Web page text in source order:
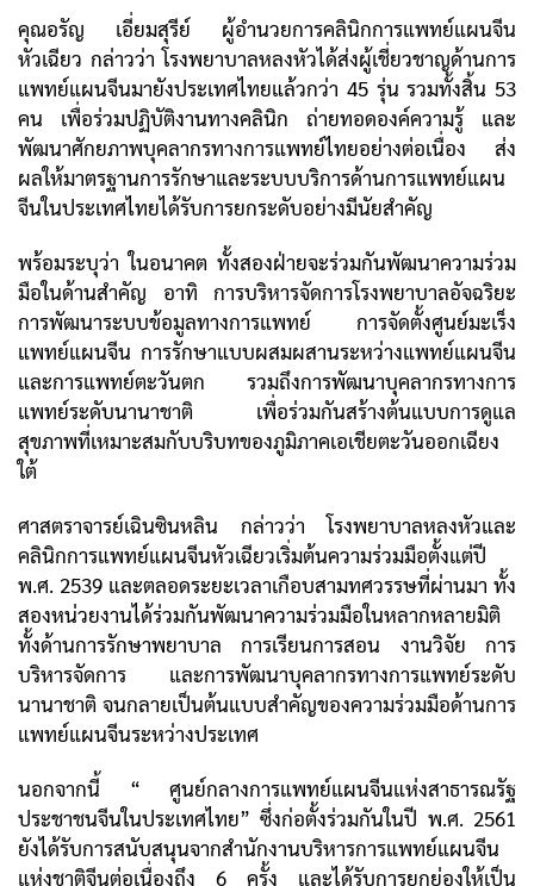
คุณอรัญ เอี่ยมสุรีย์ ผู้อำนวยการคลินิกการแพทย์แผนจีน
หัวเฉียว กล่าวว่า โรงพยาบาลหลงหัวได้ส่งผู้เชี่ยวชาญด้านการ
แพทย์แผนจีนมายังประเทศไทยแล้วกว่า 45 รุ่น รวมทั้งสิ้น 53
คน เพื่อร่วมปฏิบัติงานทางคลินิก ถ่ายทอดองค์ความรู้ และ
พัฒนาศักยภาพบุคลากรทางการแพทย์ไทยอย่างต่อเนื่อง ส่ง
ผลให้มาตรฐานการรักษาและระบบบริการด้านการแพทย์แผน
จีนในประเทศไทยได้รับการยกระดับอย่างมีนัยสำคัญ
พร้อมระบุว่า ในอนาคต ทั้งสองฝ่ายจะร่วมกันพัฒนาความร่วม
มือในด้านสำคัญ อาทิ การบริหารจัดการโรงพยาบาลอัจฉริยะ
การพัฒนาระบบข้อมูลทางการแพทย์ การจัดตั้งศูนย์มะเร็ง
แพทย์แผนจีน การรักษาแบบผสมผสานระหว่างแพทย์แผนจีน
และการแพทย์ตะวันตก รวมถึงการพัฒนาบุคลากรทางการ
แพทย์ระดับนานาชาติ เพื่อร่วมกันสร้างต้นแบบการดูแล
สุขภาพที่เหมาะสมกับบริบทของภูมิภาคเอเชียตะวันออกเฉียง
ใต้
ศาสตราจารย์เฉินซินหลิน กล่าวว่า โรงพยาบาลหลงหัวและ
คลินิกการแพทย์แผนจีนหัวเฉียวเริ่มต้นความร่วมมือตั้งแต่ปี
พ.ศ. 2539 และตลอดระยะเวลาเกือบสามทศวรรษที่ผ่านมา ทั้ง
สองหน่วยงานได้ร่วมกันพัฒนาความร่วมมือในหลากหลายมิติ
ทั้งด้านการรักษาพยาบาล การเรียนการสอน งานวิจัย การ
บริหารจัดการ และการพัฒนาบุคลากรทางการแพทย์ระดับ
นานาชาติ จนกลายเป็นต้นแบบสำคัญของความร่วมมือด้านการ
แพทย์แผนจีนระหว่างประเทศ
นอกจากนี้ “ ศูนย์กลางการแพทย์แผนจีนแห่งสาธารณรัฐ
ประชาชนจีนในประเทศไทย” ซึ่งก่อตั้งร่วมกันในปี พ.ศ. 2561
ยังได้รับการสนับสนุนจากสำนักงานบริหารการแพทย์แผนจีน
แห่งชาติจีนต่อเนื่องถึง 6 ครั้ง และได้รับการยกย่องให้เป็น